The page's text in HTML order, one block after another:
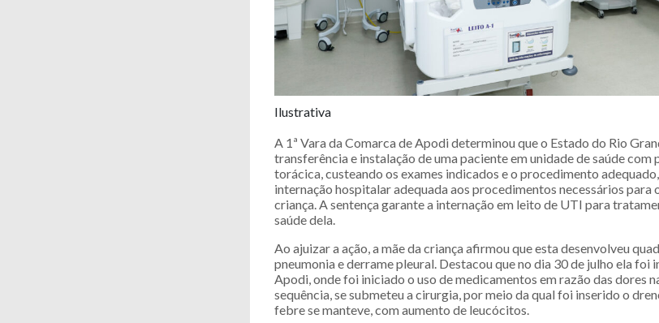
Ilustrativa
A 1ª Vara da Comarca de Apodi determinou que o Estado do Rio
transferência e instalação de uma paciente em unidade de saúde
torácica, custeando os exames indicados e o procedimento
internação hospitalar adequada aos procedimentos necessários para
criança. A sentença garante a internação em leito de UTI para
saúde dela.
Ao ajuizar a ação, a mãe da criança afirmou que esta desenvolveu
pneumonia e derrame pleural. Destacou que no dia 30 de julho ela foi
Apodi, onde foi iniciado o uso de medicamentos em razão das dores
sequência, se submeteu a cirurgia, por meio da qual foi inserido o
febre se manteve, com aumento de leucócitos.